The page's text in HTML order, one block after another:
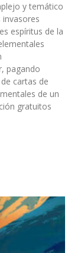
y temático
espíritus de la
pagando
cartas de
de un
gratuitos